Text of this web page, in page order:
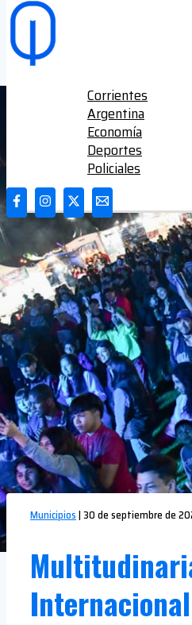
Ir al contenido
Corrientes
Argentina
Economía
Deportes
Policiales
Municipios|30 de septiembre de